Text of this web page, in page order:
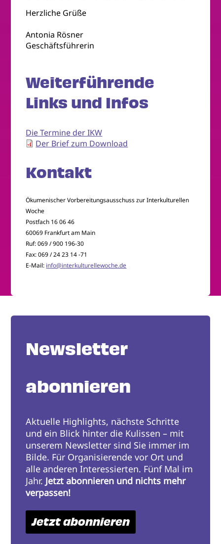
Herzliche Grüße
Antonia Rösner
Geschäftsführerin
Weiterführende
Links und Infos
Die Termine der IKW
Der Brief zum Download
Kontakt
Ökumenischer Vorbereitungsausschuss zur Interkulturellen
Woche
Postfach 16 06 46
60069 Frankfurt am Main
Ruf: 069 / 900 196-30
Fax: 069 / 24 23 14 -71
E-Mail: info@interkulturellewoche.de
Newsletter
abonnieren
Aktuelle Highlights, nächste Schritte
und ein Blick hinter die Kulissen – mit
unserem Newsletter sind Sie immer im
Bilde. Für Organisierende vor Ort und
alle anderen Interessierten. Fünf Mal im
Jahr. Jetzt abonnieren und nichts mehr
verpassen!
Jetzt abonnieren